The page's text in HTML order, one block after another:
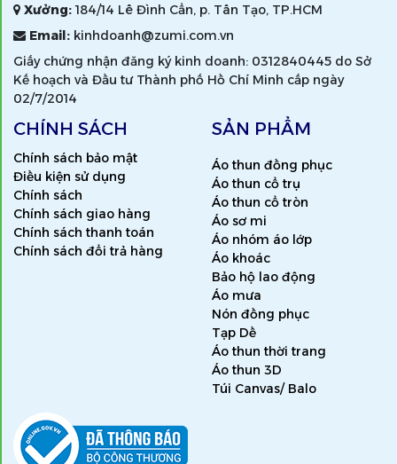
Xưởng:184/14 Lê Đình Cẩn, p. Tân Tạo, TP.HCM
Email: kinhdoanh@zumi.com.vn
Giấy chứng nhận đăng ký kinh doanh: 0312840445 do Sở
Kế hoạch và Đầu tư Thành phố Hồ Chí Minh cấp ngày
02/7/2014
CHÍNH SÁCH
Chính sách bảo mật
Điều kiện sử dụng
Chính sách
Chính sách giao hàng
Chính sách thanh toán
Chính sách đổi trả hàng
SẢN PHẨM
Áo thun đồng phục
Áo thun cổ trụ
Áo thun cổ tròn
Áo sơ mi
Áo nhóm áo lớp
Áo khoác
Bảo hộ lao động
Áo mưa
Nón đồng phục
Tạp Dề
Áo thun thời trang
Áo thun 3D
Túi Canvas/ Balo